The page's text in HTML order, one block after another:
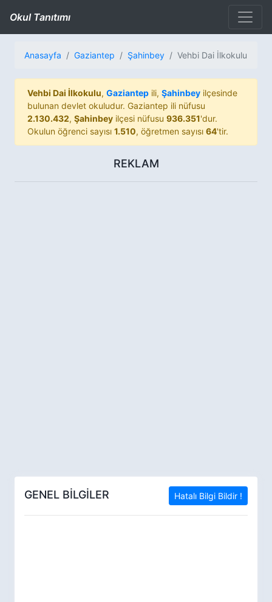
Okul Tanıtımı
Anasayfa Gaziantep Şahinbey Vehbi Dai İlkokulu
Vehbi Dai İlkokulu, Gaziantep ili, Şahinbey ilçesinde
bulunan devlet okuludur. Gaziantep ili nüfusu
2.130.432, Şahinbey ilçesi nüfusu 936.351'dur.
Okulun öğrenci sayısı 1.510, öğretmen sayısı 64'tir.
REKLAM
GENEL BİLGİLER Hatalı Bilgi Bildir !